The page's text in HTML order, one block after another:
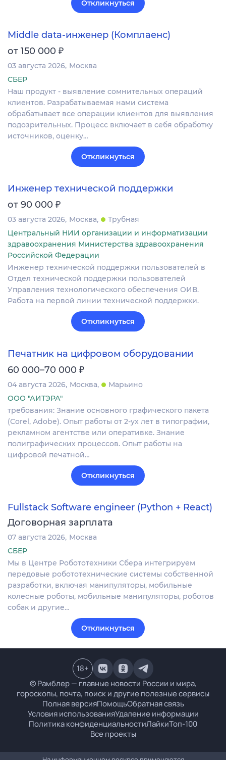
Откликнуться
Middle data-инженер (Комплаенс)
от 150 000 ₽
03 августа 2026 Москва
СБЕР
Наш продукт - выявление сомнительных операций
клиентов. Разрабатываемая нами система
обрабатывает все операции клиентов для выявления
подозрительных. Процесс включает в себя обработку
источников, оценку…
Откликнуться
Инженер технической поддержки
от 90 000 ₽
03 августа 2026 Москва
Трубная
Центральный НИИ организации и информатизации
здравоохранения Министерства здравоохранения
Российской Федерации
Инженер технической поддержки пользователей в
Отдел технической поддержки пользователей
Управления технологического обеспечения ОИВ.
Работа на первой линии технической поддержки.
Откликнуться
Печатник на цифровом оборудовании
60 000–70 000 ₽
04 августа 2026 Москва
Марьино
ООО "АИТЭРА"
требования: Знание основного графического пакета
(Corel, Adobe). Опыт работы от 2-ух лет в типографии,
рекламном агентстве или оперативке. Знание
полиграфических процессов. Опыт работы на
цифровой печатной…
Откликнуться
Fullstack Software engineer (Python + React)
Договорная зарплата
07 августа 2026 Москва
СБЕР
Мы в Центре Робототехники Сбера интегрируем
передовые робототехнические системы собственной
разработки, включая манипуляторы, мобильные
колесные роботы, мобильные манипуляторы, роботов
собак и другие…
Откликнуться
© Рамблер — главные новости России и мира,
гороскопы, почта, поиск и другие полезные сервисы
Полная версияПомощьОбратная связь
Условия использованияУдаление информации
Политика конфиденциальностиЛайкиТоп-100
Все проекты
18+